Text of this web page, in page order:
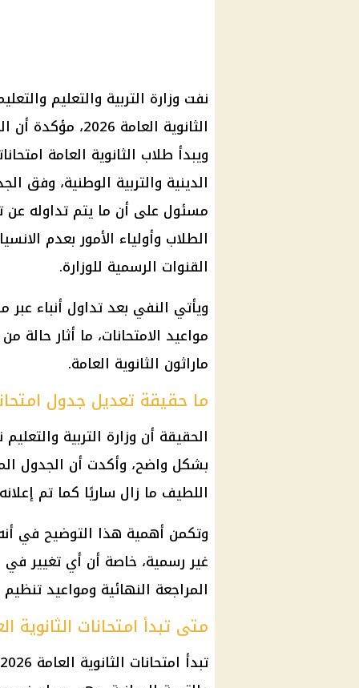
نفت وزارة التربية والتعليم
الثانوية العامة 2026
، مؤكدة أن
ويبدأ طلاب الثانوية العامة
الدينية والتربية الوطنية، وفق
مسئول على أن ما يتم تداوله عن
الطلاب وأولياء الأمور بعدم
القنوات الرسمية للوزارة.
ويأتي النفي بعد تداول أنباء عبر
مواعيد الامتحانات، ما أثار
ماراثون الثانوية العامة.
ما حقيقة تعديل جدول امتحانات
الحقيقة أن وزارة التربية والتعليم
بشكل واضح، وأكدت أن الجدول
اللطيف ما زال ساريًا كما تم
وتكمن أهمية هذا التوضيح في
غير رسمية، خاصة أن أي تغيير
المراجعة النهائية ومواعيد
متى تبدأ امتحانات الثانوية
تبدأ امتحانات الثانوية العامة 2026